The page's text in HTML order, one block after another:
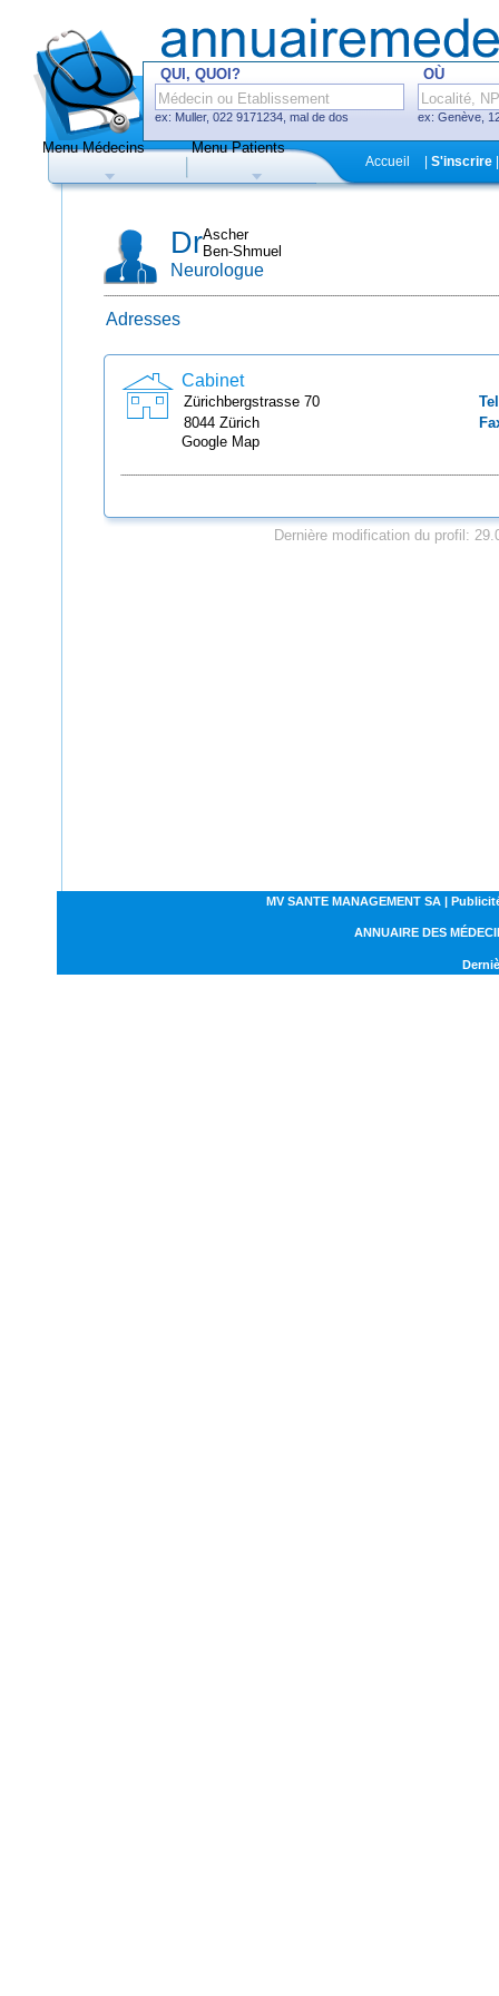
QUI, QUOI?
ex: Muller, 022 9171234, mal de dos
OÙ
ex: Genève,
Hôpitaux, cliniques
de prise de rendez-vous en ligne
Menu Médecins Menu Patients
Accueil S'inscrire|
DrAscher
Ben-Shmuel
Neurologue
Adresses
Cabinet
Zürichbergstrasse 70
8044 Zürich
Google Map
Dernière modification du profil:
MV SANTE MANAGEMENT SA |
ANNUAIRE DES